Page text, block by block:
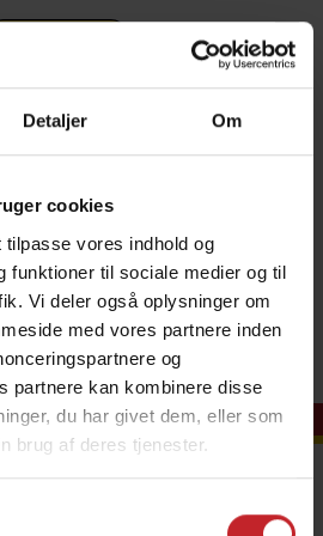
Detaljer Om
cookies
vores indhold og
funktioner til sociale medier og til
Vi deler også oplysninger om
med vores partnere inden
og
partnere kan kombinere disse
du har givet dem, eller som
brug af deres tjenester.
Nyhedsarkiv